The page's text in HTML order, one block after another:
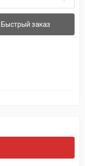
Быстрый заказ